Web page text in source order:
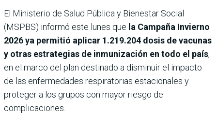
El Ministerio de Salud Pública y Bienestar Social
(MSPBS) informó este lunes que la Campaña Invierno
2026 ya permitió aplicar 1.219.204 dosis de vacunas
y otras estrategias de inmunización en todo el país,
en el marco del plan destinado a disminuir el impacto
de las enfermedades respiratorias estacionales y
proteger a los grupos con mayor riesgo de
complicaciones.